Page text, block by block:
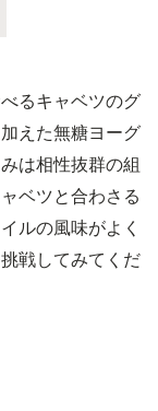
るキャベツのグ
えた無糖ヨーグ
は相性抜群の組
ベツと合わさる
ルの風味がよく
戦してみてくだ